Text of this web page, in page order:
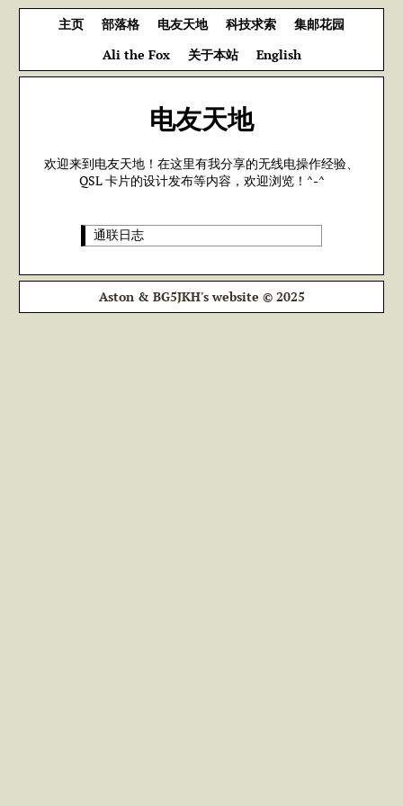
主页 部落格 电友天地 科技求索
集邮花园
Ali the Fox
关于本站 English
电友天地
欢迎来到电友天地！在这里有我分享的无线电操作经验、
QSL 卡片的设计发布等内容，欢迎浏览！^-^
通联日志
Aston & BG5JKH's website © 2025